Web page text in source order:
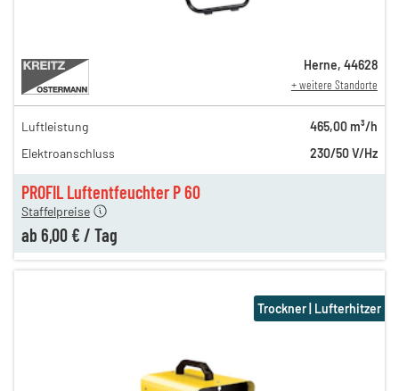
PROFIL Luftentfeuchter P 60
22,00 €
18,00 €
Staffelpreise
ab 6,00 € / Tag
Herne, 44628
+ weitere Standorte
Luftleistung
465,00 m³/h
Elektroanschluss
230/50 V/Hz
Trockner | Lufterhitzer